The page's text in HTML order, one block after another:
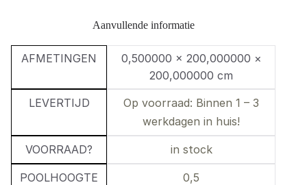
Aanvullende informatie
AFMETINGEN
0,500000 × 200,000000 ×
200,000000 cm
LEVERTIJD
Op voorraad: Binnen 1 – 3
werkdagen in huis!
VOORRAAD? in stock
POOLHOOGTE 0,5